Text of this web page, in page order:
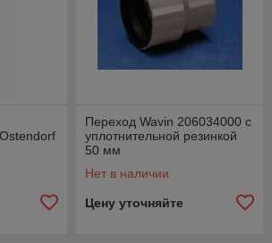
Переход Wavin 206034000 с
уплотнительной резинкой
50 мм
Нет в наличии
Цену уточняйте